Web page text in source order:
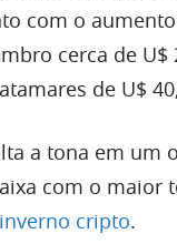
com o
cerca de
de U$
a tona em um
com o maior
inverno cripto.